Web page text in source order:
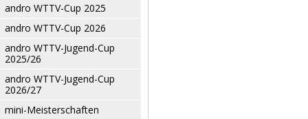
andro WTTV-Cup 2025
andro WTTV-Cup 2026
andro WTTV-Jugend-Cup
2025/26
andro WTTV-Jugend-Cup
2026/27
mini-Meisterschaften